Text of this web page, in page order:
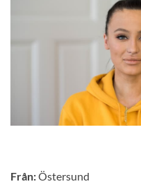
Från:Östersund